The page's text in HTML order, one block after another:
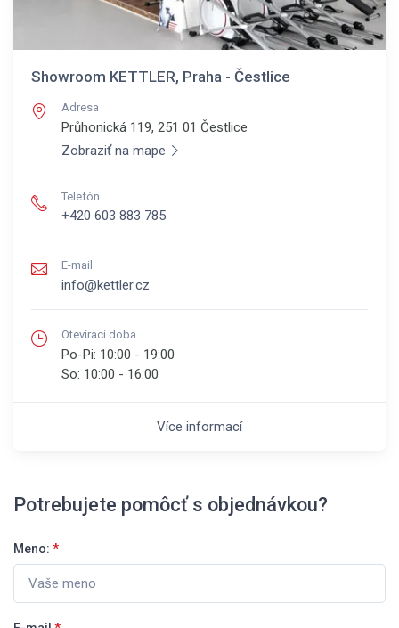
Showroom KETTLER, Praha - Čestlice
Adresa
Průhonická 119, 251 01 Čestlice
Zobraziť na mape
Telefón
+420 603 883 785
E-mail
info@kettler.cz
Otevírací doba
Po-Pi: 10:00 - 19:00
So: 10:00 - 16:00
Více informací
Potrebujete pomôcť s objednávkou?
Meno: *